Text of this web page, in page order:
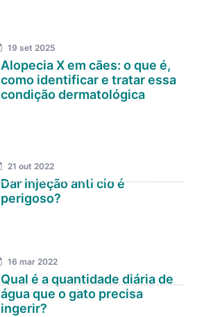
19 set 2025
Alopecia X em cães: o que é,
como identificar e tratar essa
condição dermatológica
21 out 2022
Dar injeção anti cio é
perigoso?
16 mar 2022
Qual é a quantidade diária de
água que o gato precisa
ingerir?